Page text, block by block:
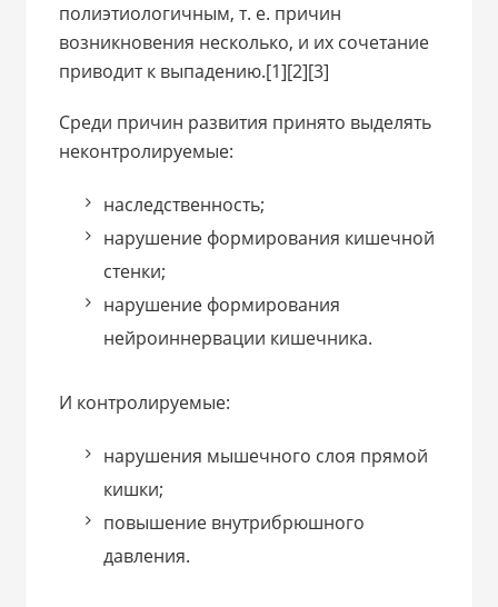
полиэтиологичным, т. е. причин
возникновения несколько, и их сочетание
приводит к выпадению.[1][2][3]
Среди причин развития принято выделять
неконтролируемые:
наследственность;
нарушение формирования кишечной
стенки;
нарушение формирования
нейроиннервации кишечника.
И контролируемые:
нарушения мышечного слоя прямой
кишки;
повышение внутрибрюшного
давления.